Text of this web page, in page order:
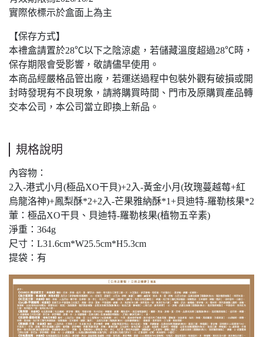
實際依標示於盒面上為主
【保存方式】
本禮盒請置於28℃以下之陰涼處，若儲藏溫度超過28℃時，
保存期限會受影響，敬請儘早使用。
本商品經嚴格品管出廠，若運送過程中包裝外觀有破損或開
封時發現有不良現象，請將購買時間、門市及原購買產品轉
交本公司，本公司當立即換上新品。
規格說明
內容物：
2入-港式小月(極品XO干貝)+2入-黃金小月(玫瑰蔓越莓+紅
烏龍洛神)+鳳梨酥*2+2入-芒果雅納酥*1+貝迪特-羅勒核果*2
葷：極品XO干貝、貝迪特-羅勒核果(植物五辛素)
淨重：364g
尺寸：L31.6cm*W25.5cm*H5.3cm
提袋：有